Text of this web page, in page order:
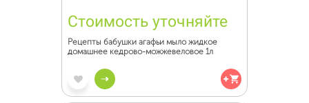
Стоимость уточняйте
Рецепты бабушки агафьи мыло жидкое
домашнее кедрово-можжевеловое 1л